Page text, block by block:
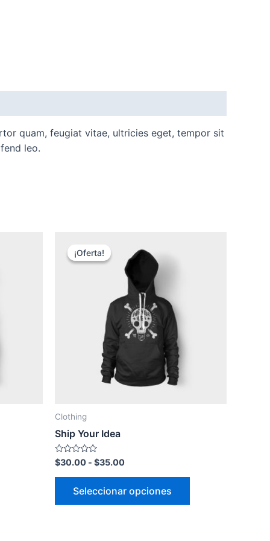
quam, feugiat vitae, ultricies eget, tempor sit
leo.
¡Oferta!
¡Oferta!
Clothing
Ship Your Idea
Valorado
con
0
$30.00 - $35.00
Seleccionar opciones